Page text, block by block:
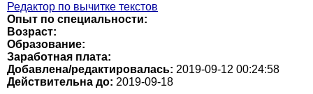
Редактор по вычитке текстов
Опыт по специальности:
Возраст:
Образование:
Заработная плата:
Добавлена/редактировалась: 2019-09-12 00:24:58
Действительна до: 2019-09-18